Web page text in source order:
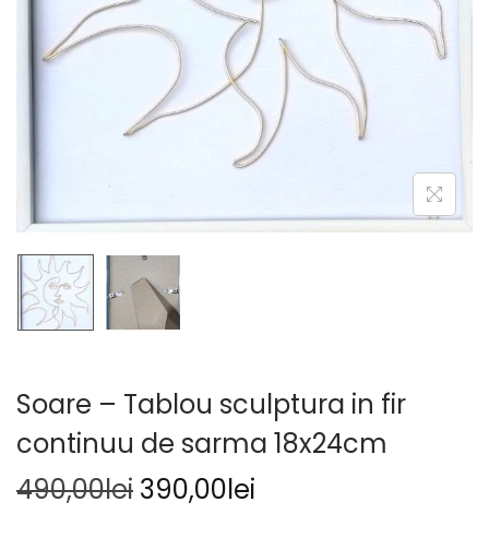
Soare – Tablou sculptura in fir
continuu de sarma 18x24cm
490,00lei 390,00lei